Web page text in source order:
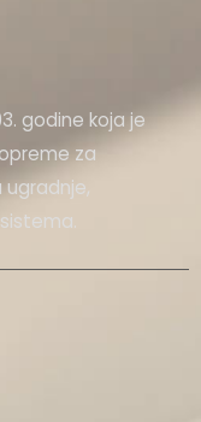
godine koja je
za
ugradnje,